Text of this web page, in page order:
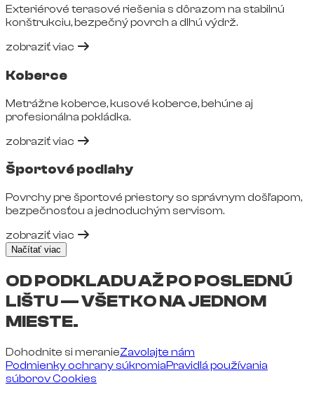
Exteriérové terasové riešenia s dôrazom na stabilnú
konštrukciu, bezpečný povrch a dlhú výdrž.
zobraziť viac
Koberce
Metrážne koberce, kusové koberce, behúne aj
profesionálna pokládka.
zobraziť viac
Športové podlahy
Povrchy pre športové priestory so správnym došľapom,
bezpečnosťou a jednoduchým servisom.
zobraziť viac
Načítať viac
OD PODKLADU AŽ PO POSLEDNÚ
LIŠTU — VŠETKO NA JEDNOM
MIESTE.
Dohodnite si meranieZavolajte nám
Podmienky ochrany súkromiaPravidlá používania
súborov Cookies